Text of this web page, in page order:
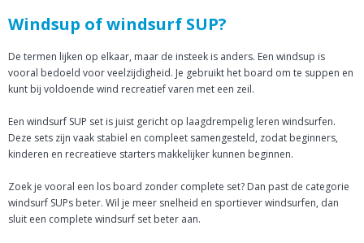
Windsup of windsurf SUP?
De termen lijken op elkaar, maar de insteek is anders. Een windsup is
vooral bedoeld voor veelzijdigheid. Je gebruikt het board om te suppen en
kunt bij voldoende wind recreatief varen met een zeil.
Een windsurf SUP set is juist gericht op laagdrempelig leren windsurfen.
Deze sets zijn vaak stabiel en compleet samengesteld, zodat beginners,
kinderen en recreatieve starters makkelijker kunnen beginnen.
Zoek je vooral een los board zonder complete set? Dan past de categorie
windsurf SUPs beter. Wil je meer snelheid en sportiever windsurfen, dan
sluit een complete windsurf set beter aan.